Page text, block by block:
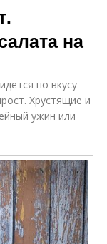
на
по вкусу
Хрустящие и
ужин или